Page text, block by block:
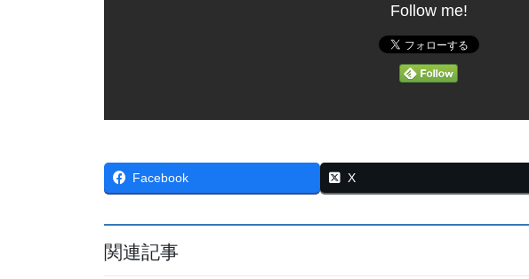
Follow me!
Facebook X
関連記事